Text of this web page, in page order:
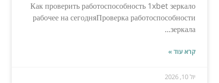
Как проверить работоспособность 1xbet зеркало
рабочее на сегодняПроверка работоспособности
зеркала...
קרא עוד »
יול 10, 2026